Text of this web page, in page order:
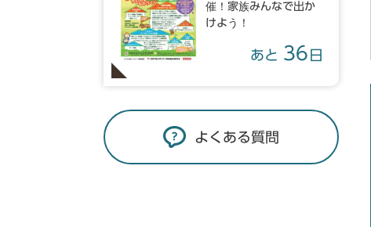
催！家族みんなで出か
けよう！
あと 36 日
よくある質問